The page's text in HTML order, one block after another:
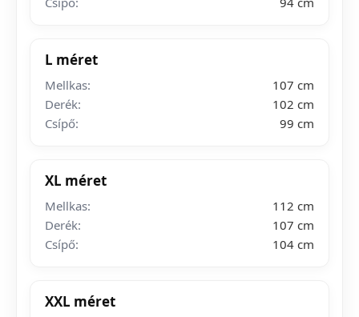
L méret
Mellkas:
107 cm
Derék:
102 cm
Csípő:
99 cm
XL méret
Mellkas:
112 cm
Derék:
107 cm
Csípő:
104 cm
XXL méret